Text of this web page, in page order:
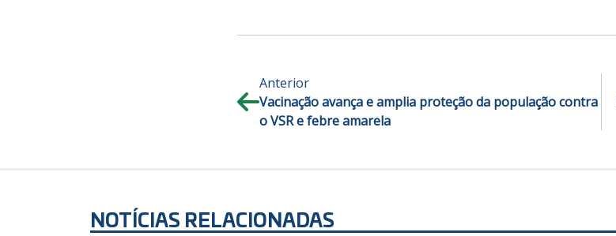
Anterior
Vacinação avança e amplia proteção da população contra
o VSR e febre amarela
NOTÍCIAS RELACIONADAS